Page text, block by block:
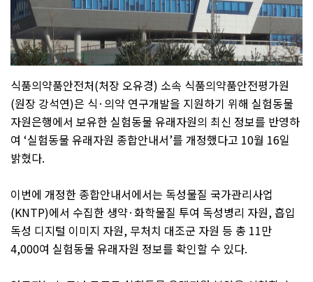
식품의약품안전처(처장 오유경) 소속 식품의약품안전평가원
(원장 강석연)은 식 · 의약 연구개발을 지원하기 위해 실험동물
자원은행에서 보유한 실험동물 유래자원의 최신 정보를 반영하
여 ‘실험동물 유래자원 종합안내서’를 개정했다고 10월 16일
밝혔다.
이번에 개정한 종합안내서에서는 독성물질 국가관리사업
(KNTP)에서 수집한 생약· 화학물질 투여 독성병리 자원, 흡입
독성 디지털 이미지 자원, 무처치 대조군 자원 등 총 11만
4,000여 실험동물 유래자원 정보를 확인할 수 있다.